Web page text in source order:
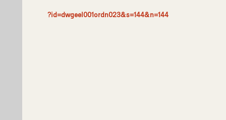
?id=dwgeel001ordn023&s=144&n=144